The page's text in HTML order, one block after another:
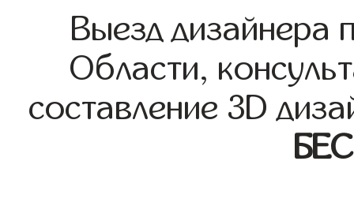
Выезд дизайнера
Области,
составление 3D